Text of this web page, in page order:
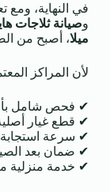
في النهاية، ومع
وصيانة ثلاجات
ميلا، أصبح من
لأن المراكز
✔ فحص شامل
✔ قطع غيار
✔ سرعة استجابة
✔ ضمان بعد
✔ خدمة منزلية